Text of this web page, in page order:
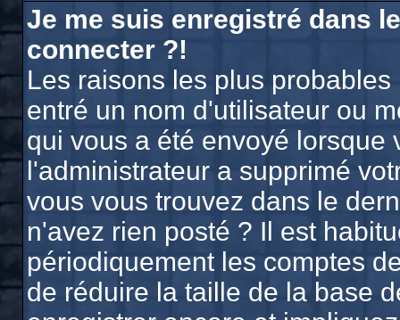
Je me suis enregistré dans
connecter ?!
Les raisons les plus
entré un nom d'utilisateur ou
qui vous a été envoyé lorsque
l'administrateur a supprimé
vous vous trouvez dans le
n'avez rien posté ? Il est
périodiquement les comptes
de réduire la taille de la base